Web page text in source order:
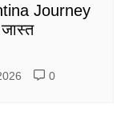
Journey
0